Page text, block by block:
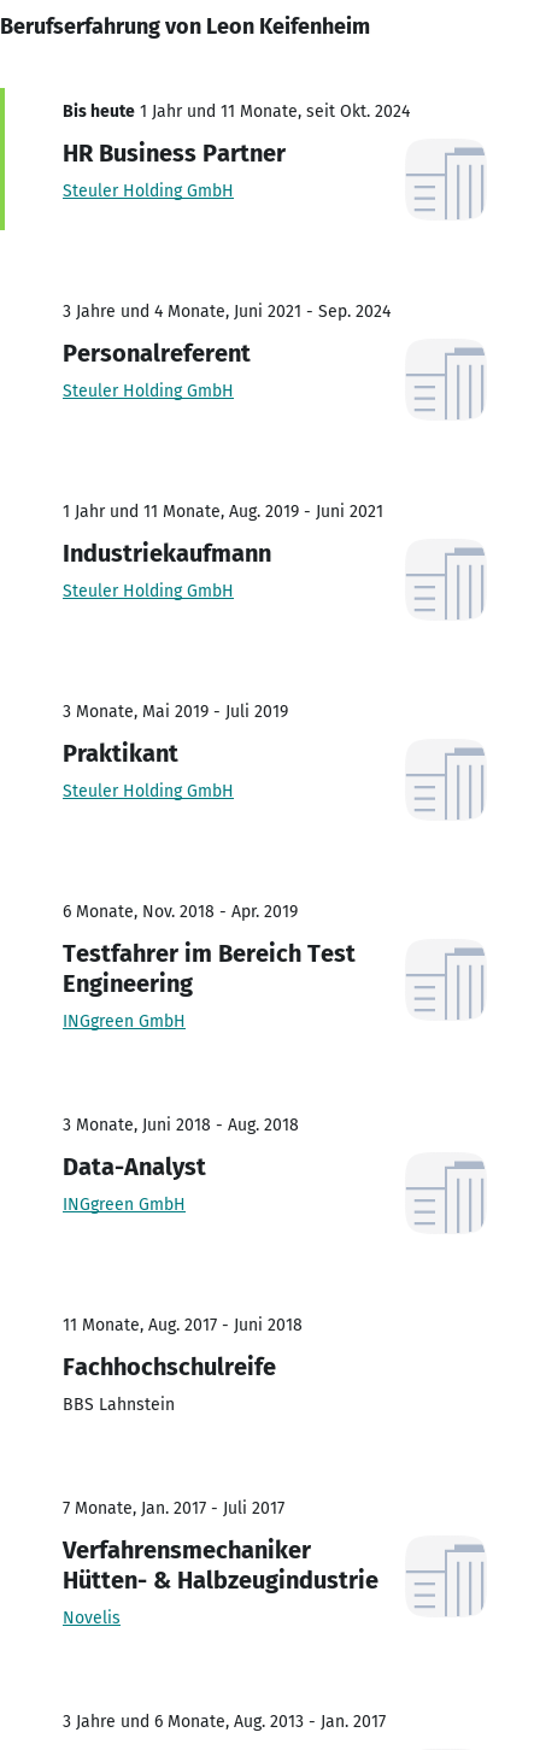
Berufserfahrung von Leon Keifenheim
Bis heute 1 Jahr und 11 Monate, seit Okt. 2024
HR Business Partner
Steuler Holding GmbH
3 Jahre und 4 Monate, Juni 2021 - Sep. 2024
Personalreferent
Steuler Holding GmbH
1 Jahr und 11 Monate, Aug. 2019 - Juni 2021
Industriekaufmann
Steuler Holding GmbH
3 Monate, Mai 2019 - Juli 2019
Praktikant
Steuler Holding GmbH
6 Monate, Nov. 2018 - Apr. 2019
Testfahrer im Bereich Test
Engineering
INGgreen GmbH
3 Monate, Juni 2018 - Aug. 2018
Data-Analyst
INGgreen GmbH
11 Monate, Aug. 2017 - Juni 2018
Fachhochschulreife
BBS Lahnstein
7 Monate, Jan. 2017 - Juli 2017
Verfahrensmechaniker
Hütten- & Halbzeugindustrie
Novelis
3 Jahre und 6 Monate, Aug. 2013 - Jan. 2017